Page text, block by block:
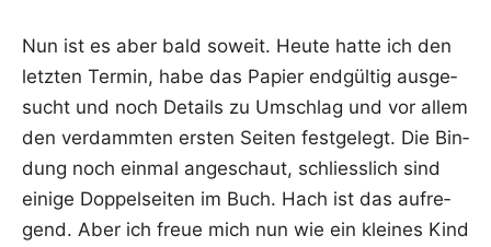
Nun ist es aber bald soweit. Heu­te hat­te ich den
letz­ten Ter­min, habe das Papier end­gül­tig aus­ge­
sucht und noch Details zu Umschlag und vor allem
den ver­damm­ten ers­ten Sei­ten fest­ge­legt. Die Bin­
dung noch ein­mal ange­schaut, schliess­lich sind
eini­ge Dop­pel­sei­ten im Buch. Hach ist das auf­re­
gend. Aber ich freue mich nun wie ein klei­nes Kind